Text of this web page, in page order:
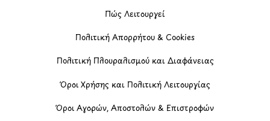
Πώς Λειτουργεί
Πολιτική Απορρήτου & Cookies
Πολιτική Πλουραλισμού και Διαφάνειας
Όροι Χρήσης και Πολιτική Λειτουργίας
Όροι Αγορών, Αποστολών & Επιστροφών